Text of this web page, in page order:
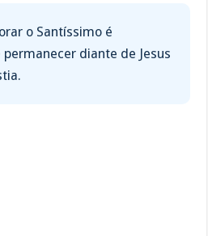
o Santíssimo é
diante de Jesus